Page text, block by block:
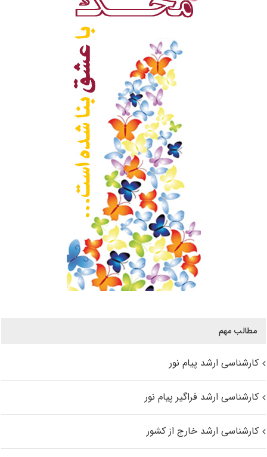
مطالب مهم
کارشناسی ارشد پیام نور
کارشناسی ارشد فراگیر پیام نور
کارشناسی ارشد خارج از کشور